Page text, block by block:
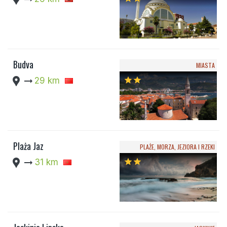
Budva
location_pin arrow_right_alt 29 km
MIASTA
starstar
Plaża Jaz
location_pin arrow_right_alt 31 km
PLAŻE, MORZA, JEZIORA I RZEKI
starstar